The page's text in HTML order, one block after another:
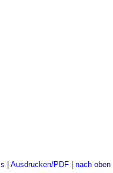
| Ausdrucken/PDF| nach oben